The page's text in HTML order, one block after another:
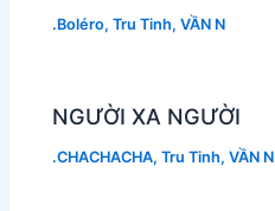
.Boléro,Tru Tinh,VẦN N
NGƯỜI XA NGƯỜI
.CHACHACHA,Tru Tinh,VẦN N